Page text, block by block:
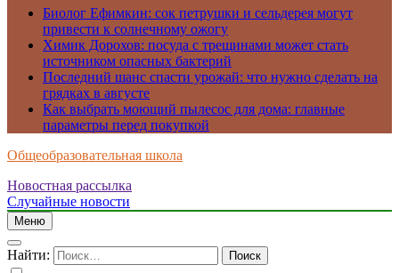
Биолог Ефимкин: сок петрушки и сельдерея могут
привести к солнечному ожогу
Химик Дорохов: посуда с трещинами может стать
источником опасных бактерий
Последний шанс спасти урожай: что нужно сделать на
грядках в августе
Как выбрать моющий пылесос для дома: главные
параметры перед покупкой
Общеобразовательная школа
Новостная рассылка
Случайные новости
Меню
Найти: